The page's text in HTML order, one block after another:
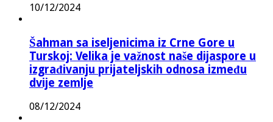
10/12/2024
Šahman sa iseljenicima iz Crne Gore u
Turskoj: Velika je važnost naše dijaspore u
izgrađivanju prijateljskih odnosa između
dvije zemlje
08/12/2024